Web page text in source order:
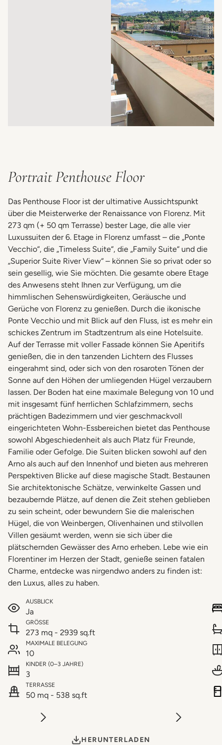
Portrait Penthouse Floor
Das Penthouse Floor ist der ultimative Aussichtspunkt
über die Meisterwerke der Renaissance von Florenz. Mit
273 qm (+ 50 qm Terrasse) bester Lage, die alle vier
Luxussuiten der 6. Etage in Florenz umfasst – die „Ponte
Vecchio“, die „Timeless Suite“, die „Family Suite“ und die
„Superior Suite River View“ – können Sie so privat oder so
sein gesellig, wie Sie möchten. Die gesamte obere Etage
des Anwesens steht Ihnen zur Verfügung, um die
himmlischen Sehenswürdigkeiten, Geräusche und
Gerüche von Florenz zu genießen. Durch die ikonische
Ponte Vecchio und mit Blick auf den Fluss, ist es mehr ein
schickes Zentrum im Stadtzentrum als eine Hotelsuite.
Auf der Terrasse mit voller Fassade können Sie Aperitifs
genießen, die in den tanzenden Lichtern des Flusses
eingerahmt sind, oder sich von den rosaroten Tönen der
Sonne auf den Höhen der umliegenden Hügel verzaubern
lassen. Der Boden hat eine maximale Belegung von 10 und
mit insgesamt fünf herrlichen Schlafzimmern, sechs
prächtigen Badezimmern und vier geschmackvoll
eingerichteten Wohn-Essbereichen bietet das Penthouse
sowohl Abgeschiedenheit als auch Platz für Freunde,
Familie oder Gefolge. Die Suiten blicken sowohl auf den
Arno als auch auf den Innenhof und bieten aus mehreren
Perspektiven Blicke auf diese magische Stadt. Bestaunen
Sie architektonische Schätze, verwinkelte Gassen und
bezaubernde Plätze, auf denen die Zeit stehen geblieben
zu sein scheint, oder bewundern Sie die malerischen
Hügel, die von Weinbergen, Olivenhainen und stilvollen
Villen gesäumt werden, wenn sie sich über die
plätschernden Gewässer des Arno erheben. Lebe wie ein
Florentiner im Herzen der Stadt, genieße seinen fatalen
Charme, entdecke was nirgendwo anders zu finden ist:
den Luxus, alles zu haben.
AUSBLICK
Ja
GRÖSSE
273 mq - 2939 sq.ft
MAXIMALE BELEGUNG
10
KINDER (0–3 JAHRE)
3
TERRASSE
50 mq - 538 sq.ft
HERUNTERLADEN